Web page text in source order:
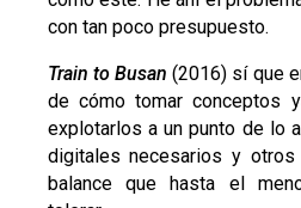
con tan poco presupuesto.
Train to Busan (2016) sí que
de cómo tomar conceptos
explotarlos a un punto de lo
digitales necesarios y
balance que hasta el